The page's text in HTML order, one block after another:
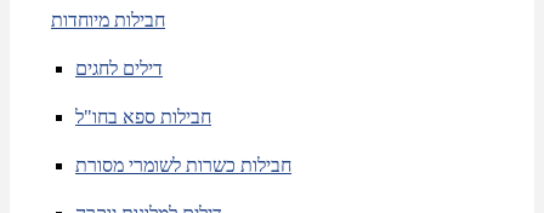
חבילות מיוחדות
דילים לחגים
חבילות ספא בחו"ל
חבילות כשרות לשומרי מסורת